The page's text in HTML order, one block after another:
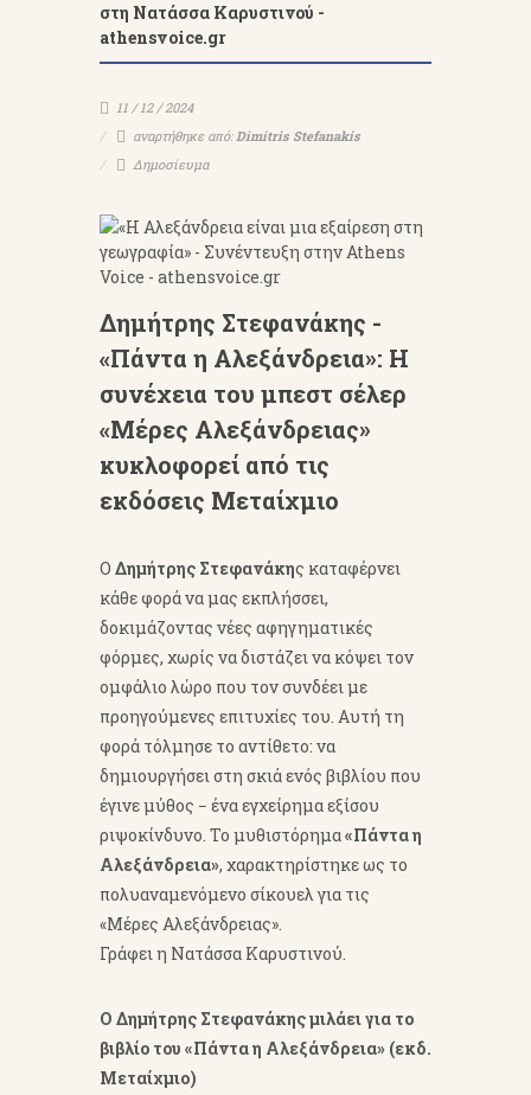
στη Νατάσσα Καρυστινού -
athensvoice.gr
11 / 12 / 2024
αναρτήθηκε από:Dimitris Stefanakis
Δημοσίευμα
Δημήτρης Στεφανάκης -
«Πάντα η Αλεξάνδρεια»: Η
συνέχεια του μπεστ σέλερ
«Μέρες Αλεξάνδρειας»
κυκλοφορεί από τις
εκδόσεις Μεταίχμιο
Ο Δημήτρης Στεφανάκης καταφέρνει
κάθε φορά να μας εκπλήσσει,
δοκιμάζοντας νέες αφηγηματικές
φόρμες, χωρίς να διστάζει να κόψει τον
ομφάλιο λώρο που τον συνδέει με
προηγούμενες επιτυχίες του. Αυτή τη
φορά τόλμησε το αντίθετο: να
δημιουργήσει στη σκιά ενός βιβλίου που
έγινε μύθος − ένα εγχείρημα εξίσου
ριψοκίνδυνο. Το μυθιστόρημα«Πάντα η
Αλεξάνδρεια», χαρακτηρίστηκε ως το
πολυαναμενόμενο σίκουελ για τις
«Μέρες Αλεξάνδρειας».
Γράφει η Νατάσσα Καρυστινού.
O Δημήτρης Στεφανάκης μιλάει για το
βιβλίο του «Πάντα η Αλεξάνδρεια» (εκδ.
Μεταίχμιο)